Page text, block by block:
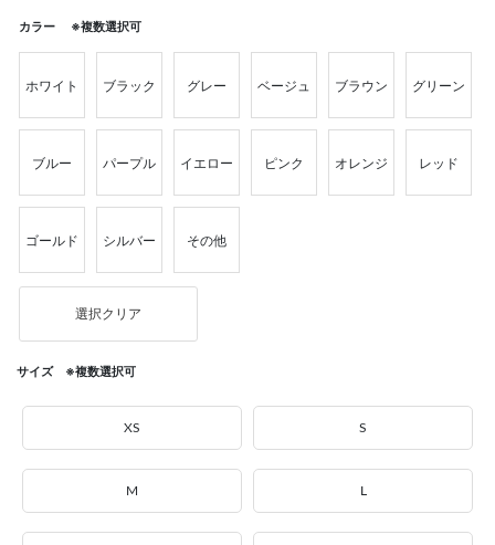
カラー ※複数選択可
ホワイト ブラック グレー ベージュ ブラウン グリーン
ブルー パープル イエロー ピンク オレンジ レッド
ゴールド シルバー その他
選択クリア
サイズ ※複数選択可
XS S
M L